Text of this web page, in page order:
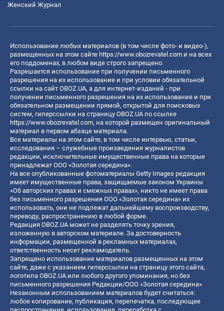
Женский Журнал
Использование любых материалов (в том числе фото- и видео-),
размещенных на этом сайте https://www.obozrevatel.com и на всех
его поддоменах, в любом виде строго запрещено.
Разрешается использование при получении письменного
разрешения на их использование и при условии обязательной
ссылки на сайт OBOZ.UA, а для интернет-изданий - при
получении письменного разрешения на их использование и при
обязательном размещении прямой, открытой для поисковых
систем, гиперссылки на страницу OBOZ.UA по ссылке
https://www.obozrevatel.com, на которой размещен оригинальный
материал в первом абзаце материала.
Все материалы на этом сайте, в том числе интервью, статьи,
исследования – служебные произведения журналистов
редакции, исключительные имущественные права на которые
принадлежат ООО «Золотая середина».
На все опубликованные фотоматериалы Getty Images редакция
имеет имущественные права, защищаемые законом Украины
«Об авторских правах и смежных правах», никто не имеет права
без письменного разрешения ООО «Золотая середина» их
использовать, они не подлежат дальнейшему воспроизводству,
переводу, распространению в любой форме.
Редакция OBOZ.UA может не разделять точку зрения,
изложенную в авторском материале. За достоверность
информации, размещенной в рекламных материалах,
ответственность несет рекламодатель.
Запрещено использование материалов размещенных на этом
сайте, даже с указанием гиперссылки на страницу этого сайта,
логотипа OBOZ.UA или любого другого упоминания, но без
письменного разрешения Редакции/ООО «Золотая середина»
Незаконным использованием материалов будет считаться:
любое копирование, публикация, перепечатка, последующее